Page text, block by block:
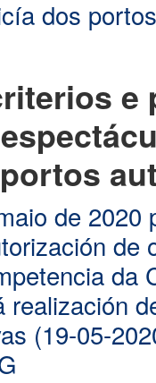
dos portos
e
de 2020
de
da
realización
(19-05-